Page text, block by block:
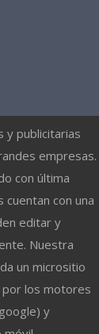
y publicitarias
empresas.
con última
cuentan con una
editar y
Nuestra
un micrositio
los motores
y